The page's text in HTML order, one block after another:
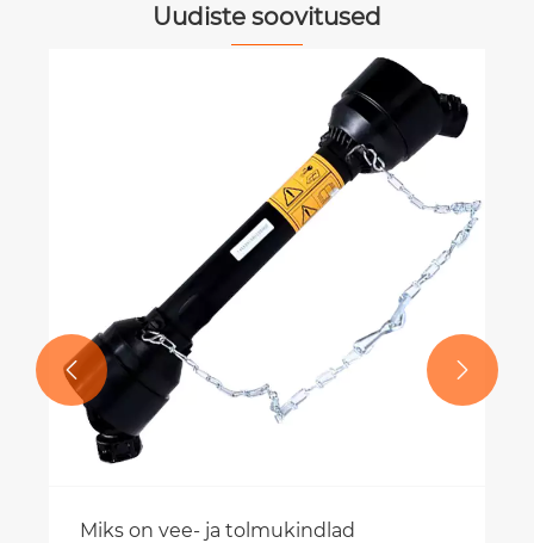
Uudiste soovitused
Miks on vee- ja tolmukindlad
 